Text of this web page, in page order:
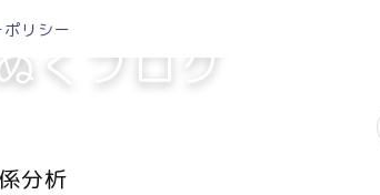
リシー
ぬくブログ
分析